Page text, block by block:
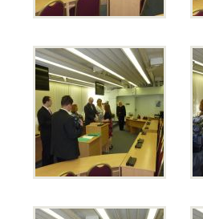
Přijímací řízení 2026
Lyceum – LY